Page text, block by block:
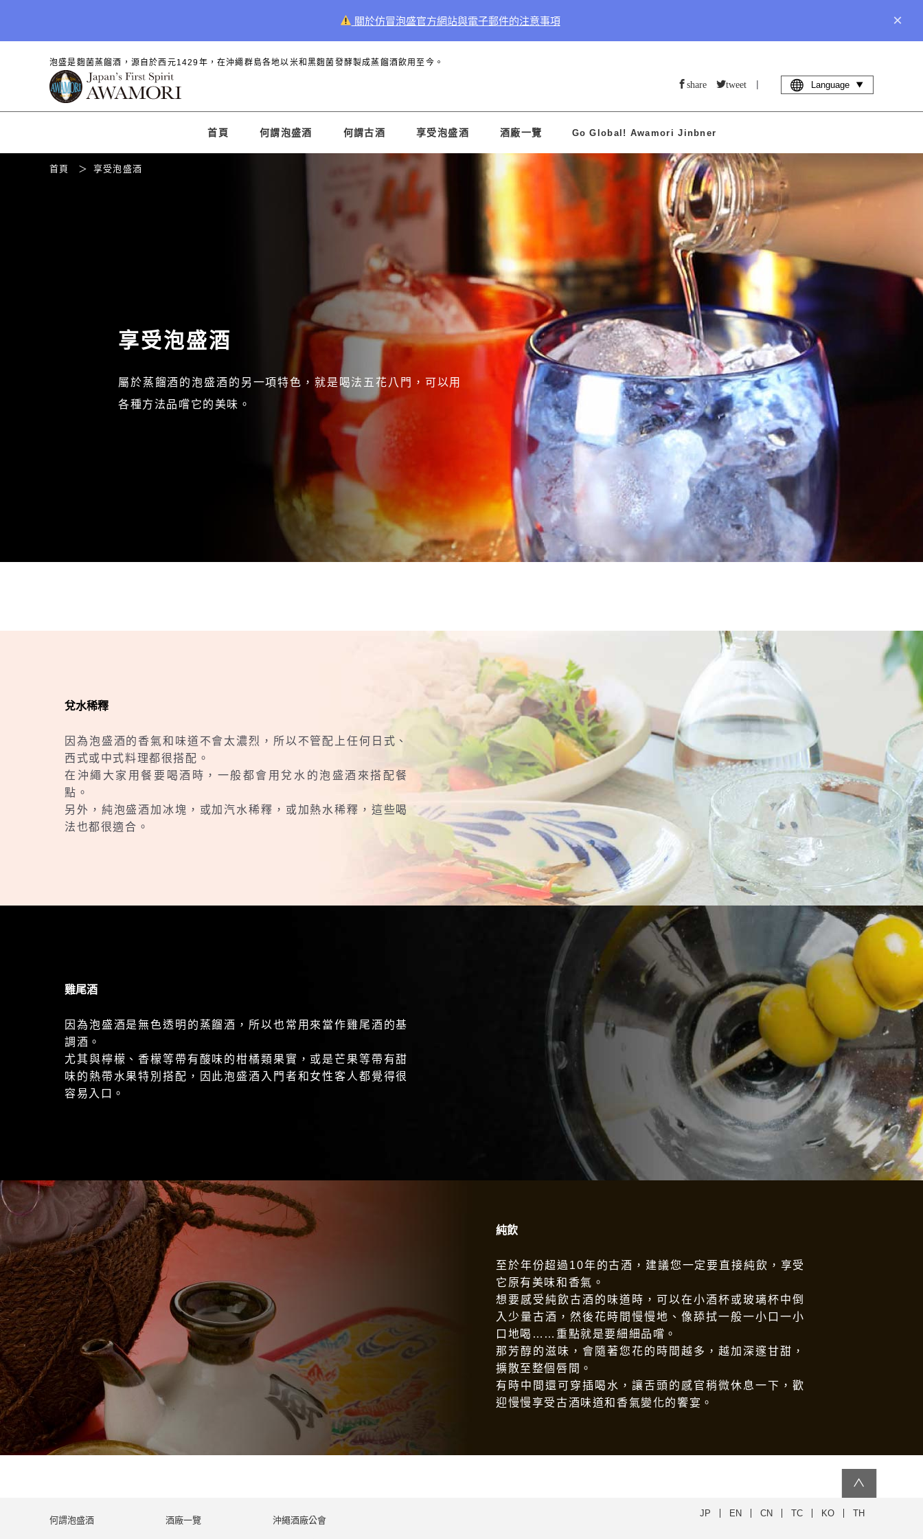
關於仿冒泡盛官方網站與電子郵件的注意事項 ×
泡盛是麴菌蒸餾酒，源自於西元1429年，在沖繩群島各地以米和黑麴菌發酵製成蒸餾酒飲用至今。
share tweet | Language
首頁 何謂泡盛酒 何謂古酒 享受泡盛酒 酒廠一覽 Go Global! Awamori Jinbner
首頁 享受泡盛酒
享受泡盛酒
屬於蒸餾酒的泡盛酒的另一項特色，就是喝法五花八門，可以用
各種方法品嚐它的美味。
兌水稀釋
因為泡盛酒的香氣和味道不會太濃烈，所以不管配上任何日式、
西式或中式料理都很搭配。
在沖繩大家用餐要喝酒時，一般都會用兌水的泡盛酒來搭配餐
點。
另外，純泡盛酒加冰塊，或加汽水稀釋，或加熱水稀釋，這些喝
法也都很適合。
雞尾酒
因為泡盛酒是無色透明的蒸餾酒，所以也常用來當作雞尾酒的基
調酒。
尤其與檸檬、香檬等帶有酸味的柑橘類果實，或是芒果等帶有甜
味的熱帶水果特別搭配，因此泡盛酒入門者和女性客人都覺得很
容易入口。
純飲
至於年份超過10年的古酒，建議您一定要直接純飲，享受
它原有美味和香氣。
想要感受純飲古酒的味道時，可以在小酒杯或玻璃杯中倒
入少量古酒，然後花時間慢慢地、像舔拭一般一小口一小
口地喝……重點就是要細細品嚐。
那芳醇的滋味，會隨著您花的時間越多，越加深邃甘甜，
擴散至整個唇間。
有時中間還可穿插喝水，讓舌頭的感官稍微休息一下，歡
迎慢慢享受古酒味道和香氣變化的饗宴。
∧
何謂泡盛酒 酒廠一覽 沖繩酒廠公會
JP EN CN TC KO TH